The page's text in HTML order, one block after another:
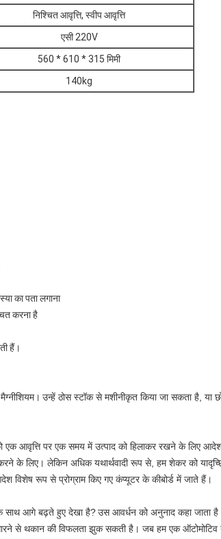
निश्चित आवृत्ति, स्वीप आवृत्ति
एसी 220V
560 * 610 * 315 मिमी
140kg
का पता लगाना
करना है
हैं।
उन्हें ठोस स्टॉक से मशीनीकृत किया जा सकता है, या
एक आवृत्ति पर एक समय में उत्पाद को हिलाकर रखने के लिए
के लिए। लेकिन अधिक यथार्थवादी रूप से, हम शेकर को
रूप से प्रोग्राम किए गए कंप्यूटर के कीबोर्ड में जाते हैं।
साथ आगे बढ़ते हुए देखा है?उस आवर्धन को अनुनाद कहा जाता
से थकान की विफलता झुक सकती है। जब हम एक ऑटोमोटिव